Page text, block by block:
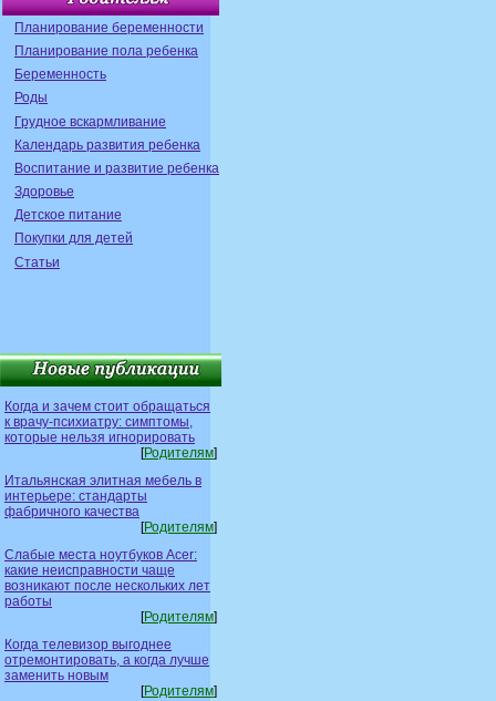
Планирование беременности
Планирование пола ребенка
Беременность
Роды
Грудное вскармливание
Календарь развития ребенка
Воспитание и развитие ребенка
Здоровье
Детское питание
Покупки для детей
Статьи
Когда и зачем стоит обращаться
к врачу-психиатру: симптомы,
которые нельзя игнорировать
[Родителям]
Итальянская элитная мебель в
интерьере: стандарты
фабричного качества
[Родителям]
Слабые места ноутбуков Acer:
какие неисправности чаще
возникают после нескольких лет
работы
[Родителям]
Когда телевизор выгоднее
отремонтировать, а когда лучше
заменить новым
[Родителям]